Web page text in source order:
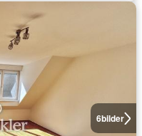
6bilder